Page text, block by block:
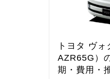
トヨタ ヴ
AZR65G）
期・費用・